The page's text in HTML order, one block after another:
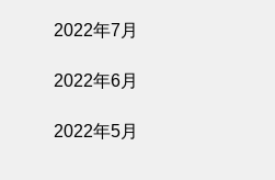
2022年7月
2022年6月
2022年5月